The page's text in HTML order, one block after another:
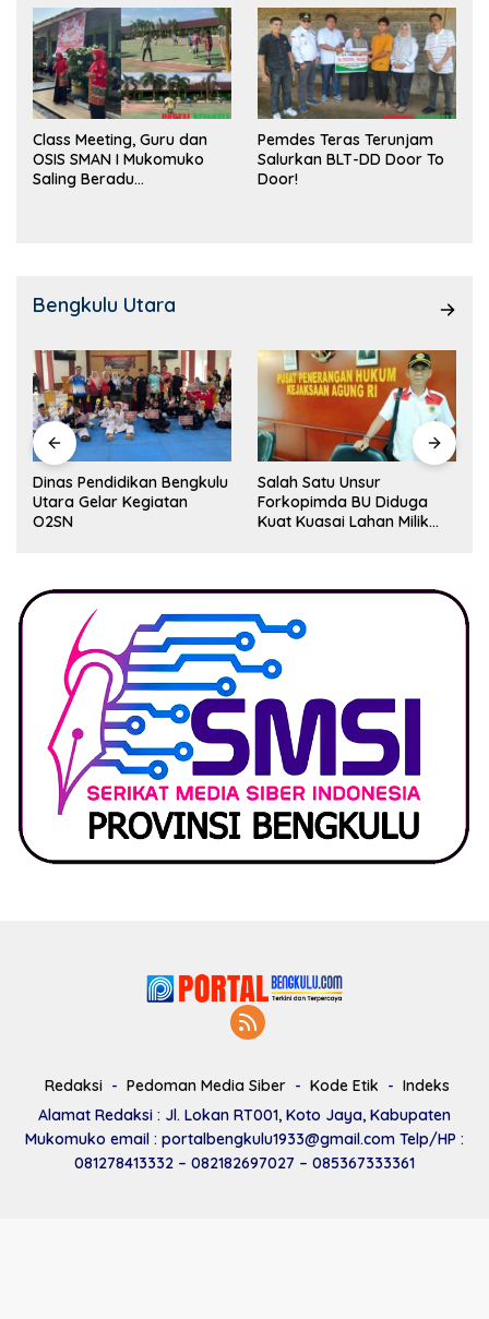
Class Meeting, Guru dan
OSIS SMAN I Mukomuko
Saling Beradu
Pemdes Teras Terunjam
Salurkan BLT-DD Door To
Door!
Bengkulu Utara
Dinas Pendidikan Bengkulu
Utara Gelar Kegiatan
O2SN
Salah Satu Unsur
Forkopimda BU Diduga
Kuat Kuasai Lahan Milik
Redaksi Pedoman Media Siber Kode Etik
Indeks
Alamat Redaksi : Jl. Lokan RT001, Koto Jaya, Kabupaten
Mukomuko email : portalbengkulu1933@gmail.com Telp/HP :
081278413332 – 082182697027 – 085367333361